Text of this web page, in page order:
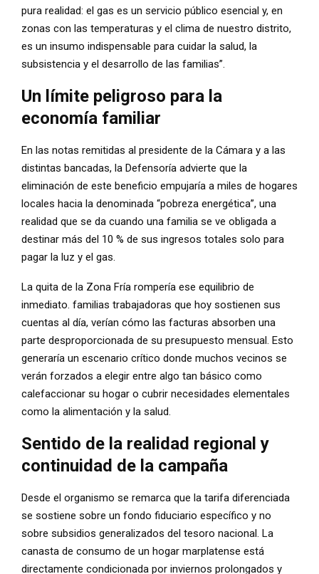
pura realidad: el gas es un servicio público esencial y, en
zonas con las temperaturas y el clima de nuestro distrito,
es un insumo indispensable para cuidar la salud, la
subsistencia y el desarrollo de las familias”.
Un límite peligroso para la
economía familiar
En las notas remitidas al presidente de la Cámara y a las
distintas bancadas, la Defensoría advierte que la
eliminación de este beneficio empujaría a miles de hogares
locales hacia la denominada “pobreza energética”, una
realidad que se da cuando una familia se ve obligada a
destinar más del 10 % de sus ingresos totales solo para
pagar la luz y el gas.
La quita de la Zona Fría rompería ese equilibrio de
inmediato. familias trabajadoras que hoy sostienen sus
cuentas al día, verían cómo las facturas absorben una
parte desproporcionada de su presupuesto mensual. Esto
generaría un escenario crítico donde muchos vecinos se
verán forzados a elegir entre algo tan básico como
calefaccionar su hogar o cubrir necesidades elementales
como la alimentación y la salud.
Sentido de la realidad regional y
continuidad de la campaña
Desde el organismo se remarca que la tarifa diferenciada
se sostiene sobre un fondo fiduciario específico y no
sobre subsidios generalizados del tesoro nacional. La
canasta de consumo de un hogar marplatense está
directamente condicionada por inviernos prolongados y